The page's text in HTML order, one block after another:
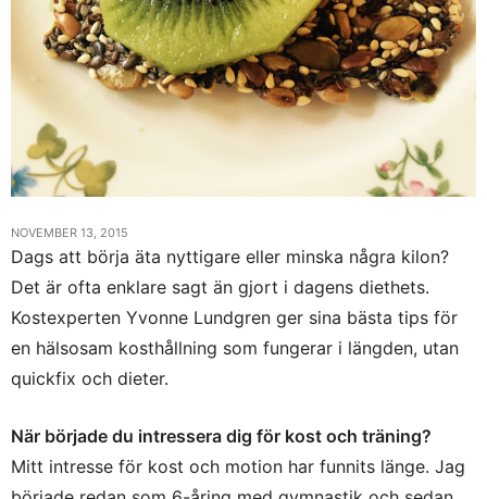
NOVEMBER 13, 2015
Dags att börja äta nyttigare eller minska några kilon?
Det är ofta enklare sagt än gjort i dagens diethets.
Kostexperten Yvonne Lundgren ger sina bästa tips för
en hälsosam kosthållning som fungerar i längden, utan
quickfix och dieter.
När började du intressera dig för kost och träning?
Mitt intresse för kost och motion har funnits länge. Jag